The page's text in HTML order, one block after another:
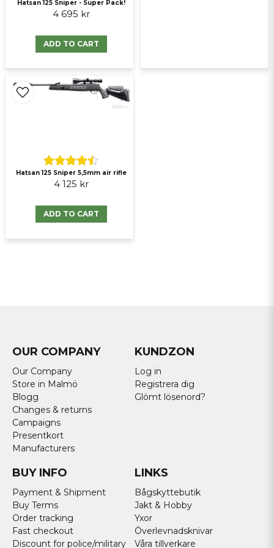
Send question
Hatsan 125 Sniper - Super Pack!
4 695 kr
ADD TO CART
Hatsan 125 Sniper 5,5mm air rifle
4 125 kr
ADD TO CART
OUR COMPANY
Our Company
Store in Malmö
Blogg
Changes & returns
Campaigns
Presentkort
Manufacturers
KUNDZON
Log in
Registrera dig
Glömt lösenord?
BUY INFO
Payment & Shipment
Buy Terms
Order tracking
Fast checkout
Discount for police/military
LINKS
Bågskyttebutik
Jakt & Hobby
Yxor
Överlevnadsknivar
Våra tillverkare